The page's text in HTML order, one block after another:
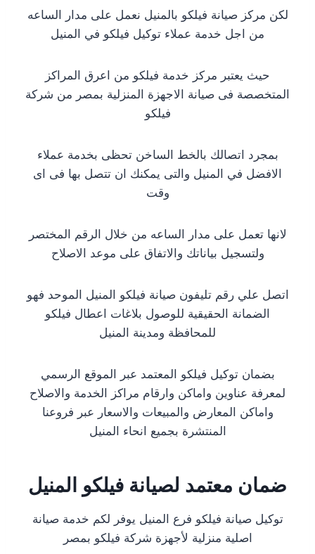
لكن مركز صيانة فيلكو بالمنيل نعمل على مدار الساعه
من اجل خدمة عملاء توكيل فيلكو في المنيل
حيث يعتبر مركز خدمة فيلكو من اعرق المراكز
المتخصصة فى صيانة الاجهزة المنزلية بمصر من شركة
فيلكو
بمجرد اتصالك بالخط الساخن تحظى بخدمة عملاء
الافضل في المنيل والتى يمكنك ان تتصل بها فى اى
وقت
لانها تعمل على مدار الساعه من خلال الرقم المختصر
ولتسجيل بياناتك والاتفاق على موعد الاصلاح
اتصل علي رقم تليفون صيانة فيلكو المنيل الموحد فهو
الضمانة الحقيقية للوصول بلاغات اعطال فيلكو
للمحافظة ومدينة المنيل
بضمان توكيل فيلكو المعتمد عبر الموقع الرسمي
لمعرفة عناوين واماكن وارقام مراكز الخدمة والاصلاح
واماكن المعارض والمبيعات والاسعار عبر فروعنا
المنتشرة بجميع انحاء المنيل
ضمان معتمد لصيانة فيلكو المنيل
توكيل صيانة فيلكو فرع المنيل يوفر لكم خدمة صيانة
اصلية منزلية لأجهزة شركة فيلكو بمصر